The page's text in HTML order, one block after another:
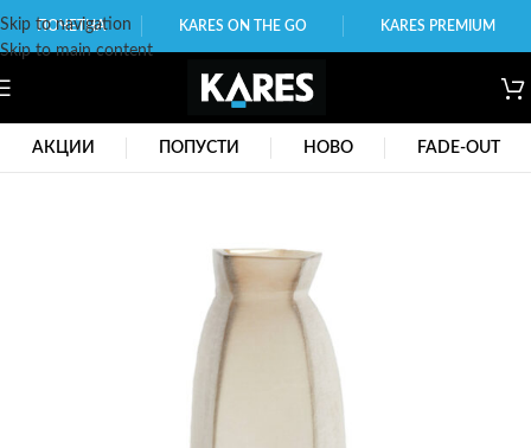
Skip to navigation
Skip to main content
ПОЧЕТНА KARES ON THE GO KARES PREMIUM
АКЦИИ ПОПУСТИ НОВО FADE-OUT